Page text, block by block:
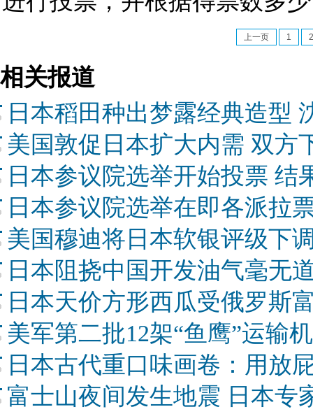
上一页 1 2
相关报道
日本稻田种出梦露经典造型
美国敦促日本扩大内需 双方
日本参议院选举开始投票 结
日本参议院选举在即各派拉
美国穆迪将日本软银评级下
日本阻挠中国开发油气毫无
日本天价方形西瓜受俄罗斯
美军第二批12架“鱼鹰”运输
日本古代重口味画卷：用放
富士山夜间发生地震 日本专